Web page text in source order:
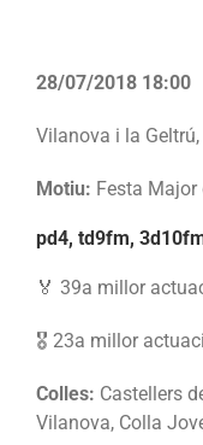
28/07/2018 18:00
Vilanova i la
Motiu: Festa Major
pd4, td9fm,
🏅 39a millor
🎖️ 23a millor
Colles: Castellers
Vilanova, Colla